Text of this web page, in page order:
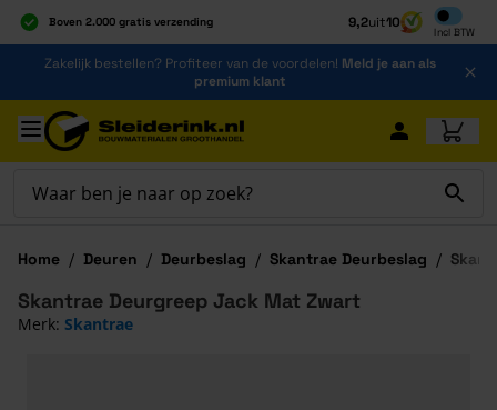
Boven 2.000 gratis verzending
Al 40 jaar dé specialist
Alles onder één dak
9,2uit10
Incl BTW
Inclusief
Ga naar de inhoud
Zakelijk bestellen? Profiteer van de voordelen! Meld je aan als
premium klant
Ga naar hoofdinhoud
Home / Deuren / Deurbeslag / Skantrae Deurbeslag /
Skantrae Deurgreep Jack Mat Zwart
Merk: Skantrae